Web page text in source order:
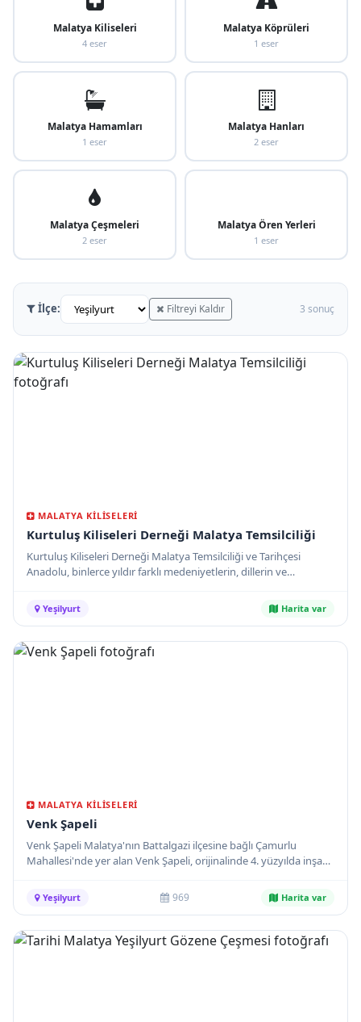
Malatya Kiliseleri
4 eser
Malatya Köprüleri
1 eser
Malatya Hamamları
1 eser
Malatya Hanları
2 eser
Malatya Çeşmeleri
2 eser
Malatya Ören Yerleri
1 eser
İlçe: Filtreyi Kaldır 3 sonuç
MALATYA KILISELERI
Kurtuluş Kiliseleri Derneği Malatya Temsilciliği
Kurtuluş Kiliseleri Derneği Malatya Temsilciliği ve Tarihçesi
Anadolu, binlerce yıldır farklı medeniyetlerin, dillerin ve
ilmek işlendiği kadim bir coğrafyadır.
Yeşilyurt Harita var
MALATYA KILISELERI
Venk Şapeli
Venk Şapeli Malatya'nın Battalgazi ilçesine bağlı Çamurlu
Mahallesi'nde yer alan Venk Şapeli, orijinalinde 4. yüzyılda inşa
kilisesidir.
Yeşilyurt 969 Harita var